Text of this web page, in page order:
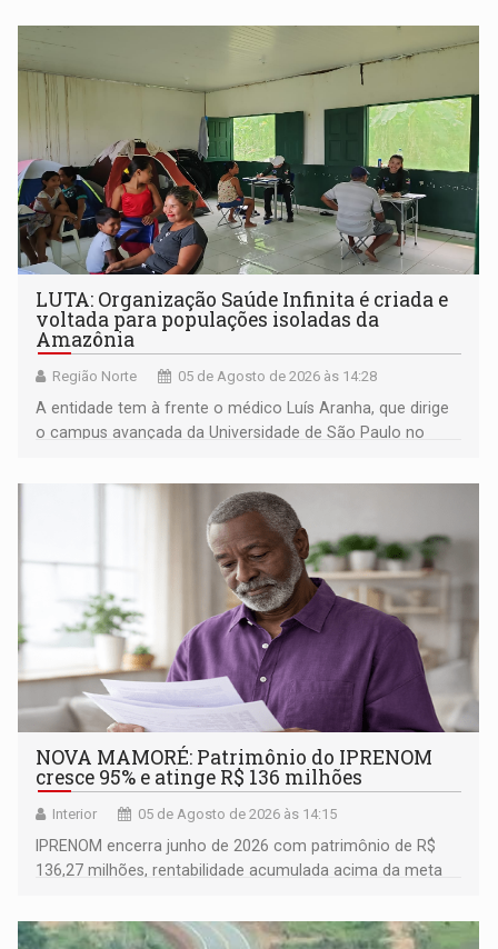
LUTA: Organização Saúde Infinita é criada e
voltada para populações isoladas da
Amazônia
Região Norte 05 de Agosto de 2026 às 14:28
A entidade tem à frente o médico Luís Aranha, que dirige
o campus avançada da Universidade de São Paulo no
NOVA MAMORÉ: Patrimônio do IPRENOM
cresce 95% e atinge R$ 136 milhões
Interior 05 de Agosto de 2026 às 14:15
IPRENOM encerra junho de 2026 com patrimônio de R$
136,27 milhões, rentabilidade acumulada acima da meta